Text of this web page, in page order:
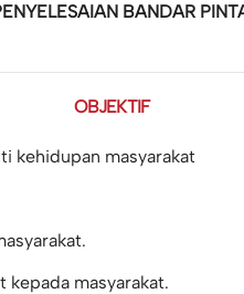
BANDAR
OBJEKTIF
kehidupan masyarakat
masyarakat.